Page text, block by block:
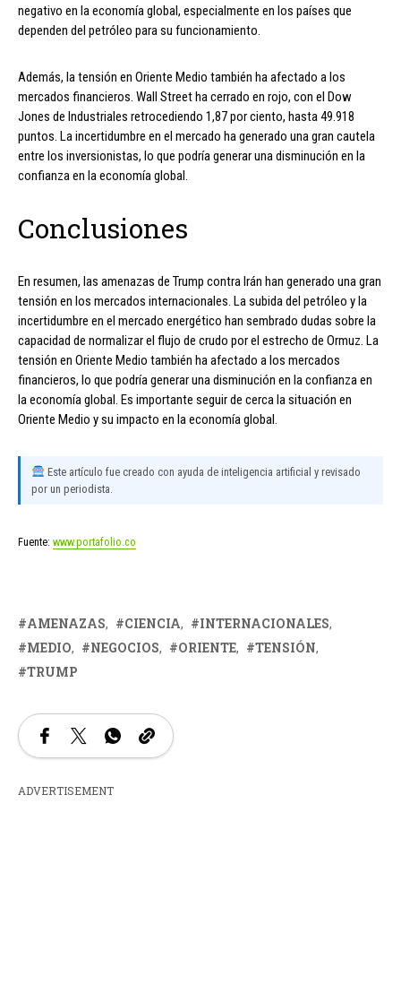
negativo en la economía global, especialmente en los países que
dependen del petróleo para su funcionamiento.
Además, la tensión en Oriente Medio también ha afectado a los
mercados financieros. Wall Street ha cerrado en rojo, con el Dow
Jones de Industriales retrocediendo 1,87 por ciento, hasta 49.918
puntos. La incertidumbre en el mercado ha generado una gran cautela
entre los inversionistas, lo que podría generar una disminución en la
confianza en la economía global.
Conclusiones
En resumen, las amenazas de Trump contra Irán han generado una gran
tensión en los mercados internacionales. La subida del petróleo y la
incertidumbre en el mercado energético han sembrado dudas sobre la
capacidad de normalizar el flujo de crudo por el estrecho de Ormuz. La
tensión en Oriente Medio también ha afectado a los mercados
financieros, lo que podría generar una disminución en la confianza en
la economía global. Es importante seguir de cerca la situación en
Oriente Medio y su impacto en la economía global.
Este artículo fue creado con ayuda de inteligencia artificial y revisado
por un periodista.
Fuente: www.portafolio.co
AMENAZAS CIENCIA
INTERNACIONALES
MEDIO
NEGOCIOS ORIENTE
TENSIÓN
TRUMP
ADVERTISEMENT